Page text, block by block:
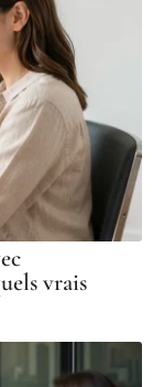
vrais